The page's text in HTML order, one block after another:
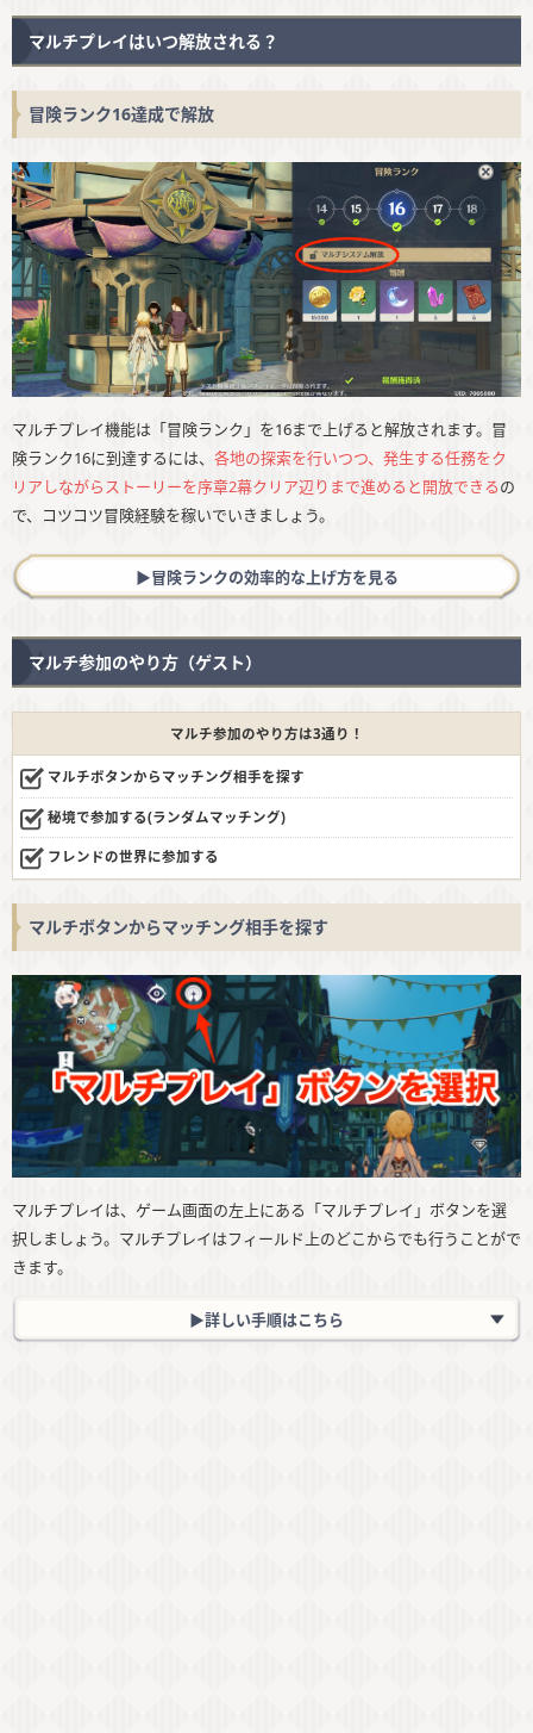
マルチプレイはいつ解放される？
冒険ランク16達成で解放
マルチプレイ機能は「冒険ランク」を16まで上げると解放されます。冒
険ランク16に到達するには、 各地の探索を行いつつ、発生する任務をク
リアしながらストーリーを序章2幕クリア辺りまで進めると開放できるの
で、コツコツ冒険経験を稼いでいきましょう。
▶︎冒険ランクの効率的な上げ方を見る
マルチ参加のやり方（ゲスト）
マルチ参加のやり方は3通り！
マルチボタンからマッチング相手を探す
秘境で参加する(ランダムマッチング)
フレンドの世界に参加する
マルチボタンからマッチング相手を探す
マルチプレイは、ゲーム画面の左上にある「マルチプレイ」ボタンを選
択しましょう。マルチプレイはフィールド上のどこからでも行うことがで
きます。
▶︎詳しい手順はこちら